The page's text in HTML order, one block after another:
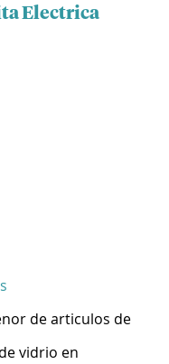
Electrica
de articulos de
vidrio en